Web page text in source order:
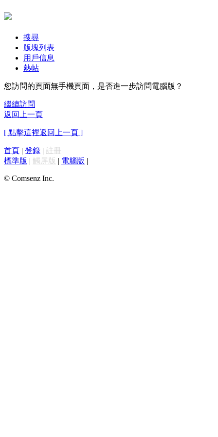
搜尋
版塊列表
用戶信息
熱帖
您訪問的頁面無手機頁面，是否進一步訪問電腦版？
繼續訪問
返回上一頁
[ 點擊這裡返回上一頁 ]
首頁 | 登錄 | 註冊
標準版 | 觸屏版 | 電腦版 |
© Comsenz Inc.